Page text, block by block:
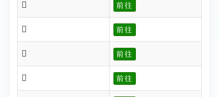
𤚎 前往
𤚏 前往
𤚐 前往
𤚒 前往